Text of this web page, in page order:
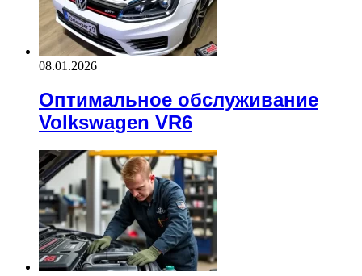
08.01.2026
Оптимальное обслуживание
Volkswagen VR6